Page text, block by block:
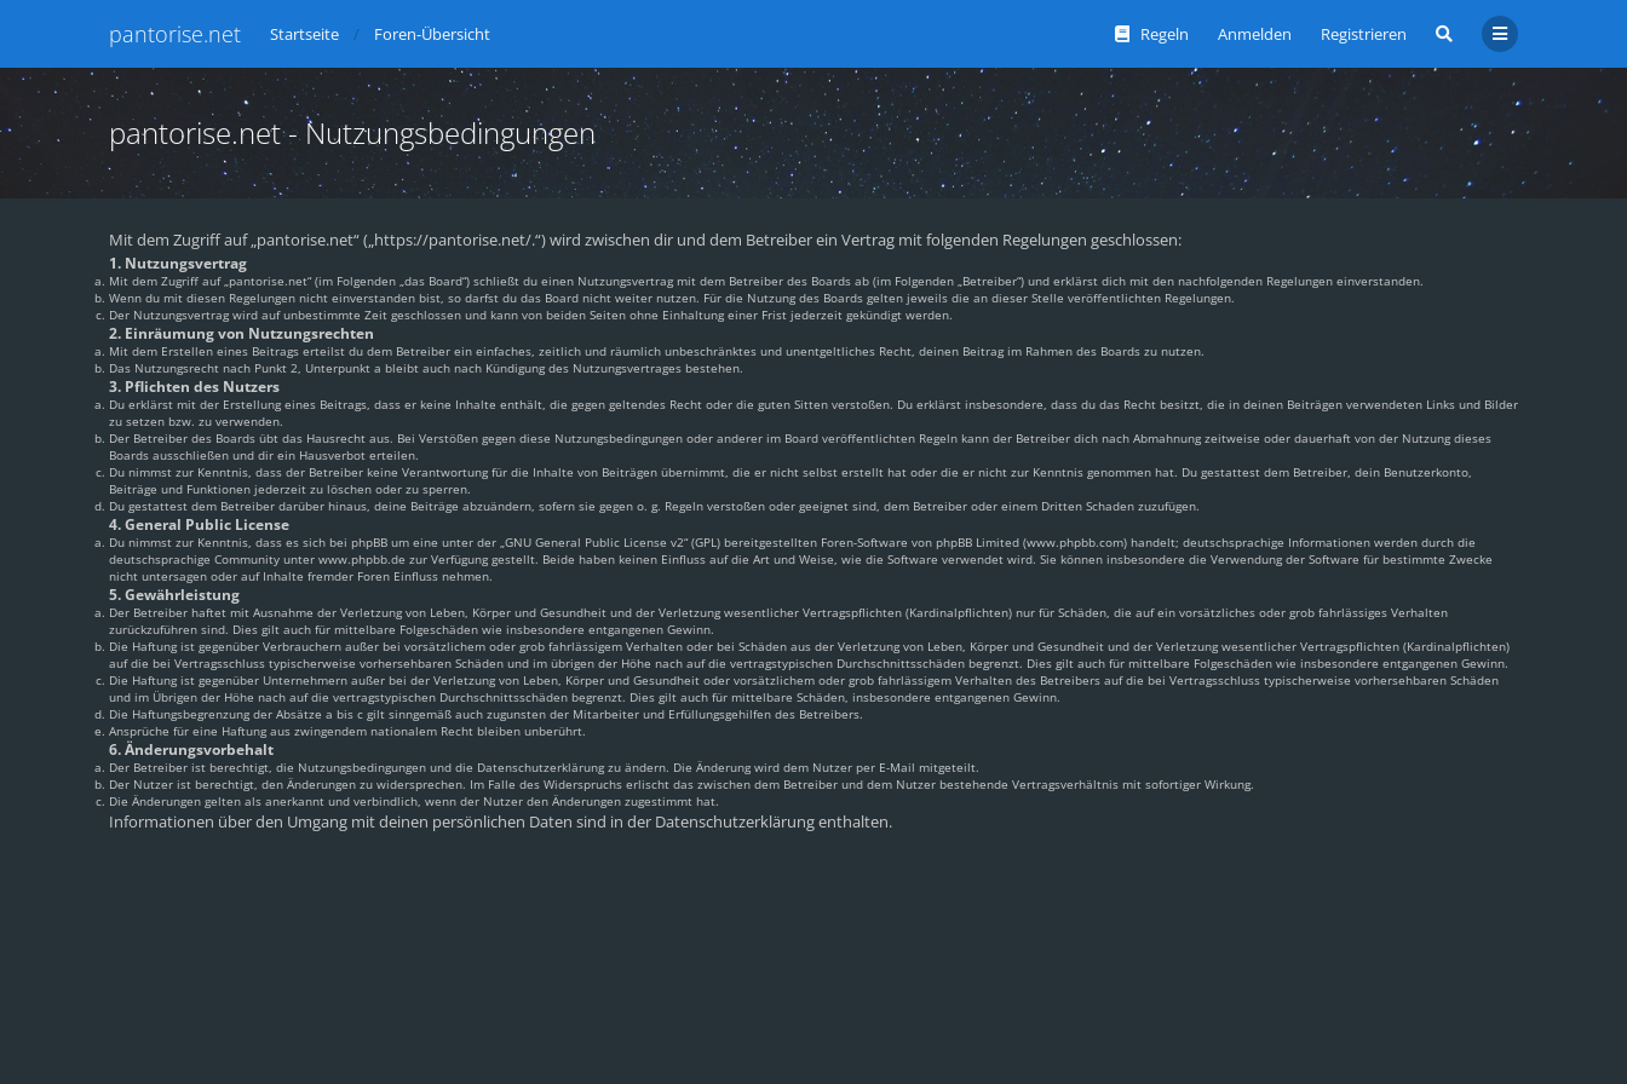
pantorise.net Regeln Anmelden Registrieren
Startseite Foren-Übersicht
pantorise.net - Nutzungsbedingungen
Mit dem Zugriff auf „pantorise.net“ („https://pantorise.net/.“) wird zwischen dir und dem Betreiber ein Vertrag mit folgenden Regelungen geschlossen:
1. Nutzungsvertrag
Mit dem Zugriff auf „pantorise.net“ (im Folgenden „das Board“) schließt du einen Nutzungsvertrag mit dem Betreiber des Boards ab (im Folgenden „Betreiber“) und erklärst dich mit den nachfolgenden Regelungen einverstanden.
Wenn du mit diesen Regelungen nicht einverstanden bist, so darfst du das Board nicht weiter nutzen. Für die Nutzung des Boards gelten jeweils die an dieser Stelle veröffentlichten Regelungen.
Der Nutzungsvertrag wird auf unbestimmte Zeit geschlossen und kann von beiden Seiten ohne Einhaltung einer Frist jederzeit gekündigt werden.
2. Einräumung von Nutzungsrechten
Mit dem Erstellen eines Beitrags erteilst du dem Betreiber ein einfaches, zeitlich und räumlich unbeschränktes und unentgeltliches Recht, deinen Beitrag im Rahmen des Boards zu nutzen.
Das Nutzungsrecht nach Punkt 2, Unterpunkt a bleibt auch nach Kündigung des Nutzungsvertrages bestehen.
3. Pflichten des Nutzers
Du erklärst mit der Erstellung eines Beitrags, dass er keine Inhalte enthält, die gegen geltendes Recht oder die guten Sitten verstoßen. Du erklärst insbesondere, dass du das Recht besitzt, die in deinen Beiträgen verwendeten Links und Bilder
zu setzen bzw. zu verwenden.
Der Betreiber des Boards übt das Hausrecht aus. Bei Verstößen gegen diese Nutzungsbedingungen oder anderer im Board veröffentlichten Regeln kann der Betreiber dich nach Abmahnung zeitweise oder dauerhaft von der Nutzung dieses
Boards ausschließen und dir ein Hausverbot erteilen.
Du nimmst zur Kenntnis, dass der Betreiber keine Verantwortung für die Inhalte von Beiträgen übernimmt, die er nicht selbst erstellt hat oder die er nicht zur Kenntnis genommen hat. Du gestattest dem Betreiber, dein Benutzerkonto,
Beiträge und Funktionen jederzeit zu löschen oder zu sperren.
Du gestattest dem Betreiber darüber hinaus, deine Beiträge abzuändern, sofern sie gegen o. g. Regeln verstoßen oder geeignet sind, dem Betreiber oder einem Dritten Schaden zuzufügen.
4. General Public License
Du nimmst zur Kenntnis, dass es sich bei phpBB um eine unter der „GNU General Public License v2“ (GPL) bereitgestellten Foren-Software von phpBB Limited (www.phpbb.com) handelt; deutschsprachige Informationen werden durch die
deutschsprachige Community unter www.phpbb.de zur Verfügung gestellt. Beide haben keinen Einfluss auf die Art und Weise, wie die Software verwendet wird. Sie können insbesondere die Verwendung der Software für bestimmte Zwecke
nicht untersagen oder auf Inhalte fremder Foren Einfluss nehmen.
5. Gewährleistung
Der Betreiber haftet mit Ausnahme der Verletzung von Leben, Körper und Gesundheit und der Verletzung wesentlicher Vertragspflichten (Kardinalpflichten) nur für Schäden, die auf ein vorsätzliches oder grob fahrlässiges Verhalten
zurückzuführen sind. Dies gilt auch für mittelbare Folgeschäden wie insbesondere entgangenen Gewinn.
Die Haftung ist gegenüber Verbrauchern außer bei vorsätzlichem oder grob fahrlässigem Verhalten oder bei Schäden aus der Verletzung von Leben, Körper und Gesundheit und der Verletzung wesentlicher Vertragspflichten (Kardinalpflichten)
auf die bei Vertragsschluss typischerweise vorhersehbaren Schäden und im übrigen der Höhe nach auf die vertragstypischen Durchschnittsschäden begrenzt. Dies gilt auch für mittelbare Folgeschäden wie insbesondere entgangenen Gewinn.
Die Haftung ist gegenüber Unternehmern außer bei der Verletzung von Leben, Körper und Gesundheit oder vorsätzlichem oder grob fahrlässigem Verhalten des Betreibers auf die bei Vertragsschluss typischerweise vorhersehbaren Schäden
und im Übrigen der Höhe nach auf die vertragstypischen Durchschnittsschäden begrenzt. Dies gilt auch für mittelbare Schäden, insbesondere entgangenen Gewinn.
Die Haftungsbegrenzung der Absätze a bis c gilt sinngemäß auch zugunsten der Mitarbeiter und Erfüllungsgehilfen des Betreibers.
Ansprüche für eine Haftung aus zwingendem nationalem Recht bleiben unberührt.
6. Änderungsvorbehalt
Der Betreiber ist berechtigt, die Nutzungsbedingungen und die Datenschutzerklärung zu ändern. Die Änderung wird dem Nutzer per E-Mail mitgeteilt.
Der Nutzer ist berechtigt, den Änderungen zu widersprechen. Im Falle des Widerspruchs erlischt das zwischen dem Betreiber und dem Nutzer bestehende Vertragsverhältnis mit sofortiger Wirkung.
Die Änderungen gelten als anerkannt und verbindlich, wenn der Nutzer den Änderungen zugestimmt hat.
Informationen über den Umgang mit deinen persönlichen Daten sind in der Datenschutzerklärung enthalten.